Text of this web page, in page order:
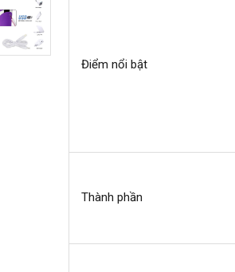
Điểm nổi bật
Thành phần